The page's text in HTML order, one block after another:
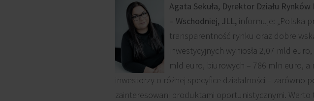
Agata Sekuła, Dyrektor Działu
– Wschodniej, JLL, informuje: „Polska
transparentność rynku oraz dobre
inwestycyjnych wyniosła 2,07 mld
mld euro, biurowych – 786 mln euro,
inwestorzy o różnej specyfice działalności – zarówno
zainteresowani produktami oportunistycznymi. Warto